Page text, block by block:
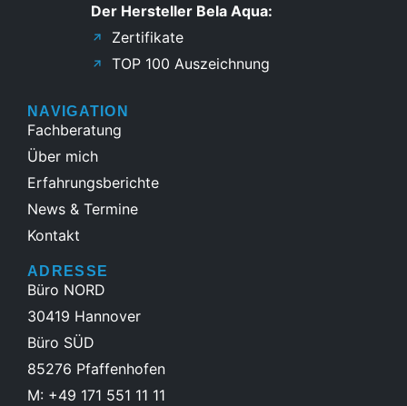
Der Hersteller Bela Aqua:
Zertifikate
TOP 100 Auszeichnung
NAVIGATION
Fachberatung
Über mich
Erfahrungsberichte
News & Termine
Kontakt
ADRESSE
Büro NORD
30419 Hannover
Büro SÜD
85276 Pfaffenhofen
M: +49 171 551 11 11